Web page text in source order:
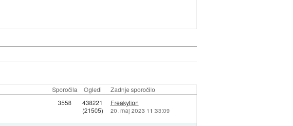
Sporočila Ogledi Zadnje sporočilo
3558
438221
(21505)
Freakylion
20. maj 2023 11:33:09